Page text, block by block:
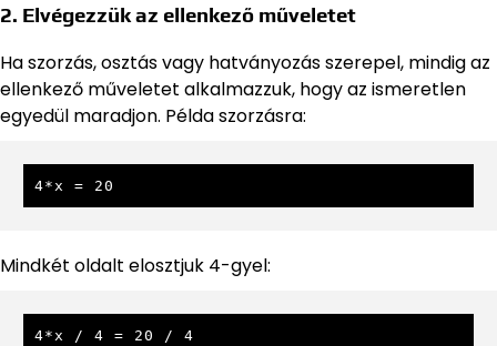
2. Elvégezzük az ellenkező műveletet
Ha szorzás, osztás vagy hatványozás szerepel, mindig az
ellenkező műveletet alkalmazzuk, hogy az ismeretlen
egyedül maradjon. Példa szorzásra:
4*x = 20
Mindkét oldalt elosztjuk 4-gyel:
4*x / 4 = 20 / 4